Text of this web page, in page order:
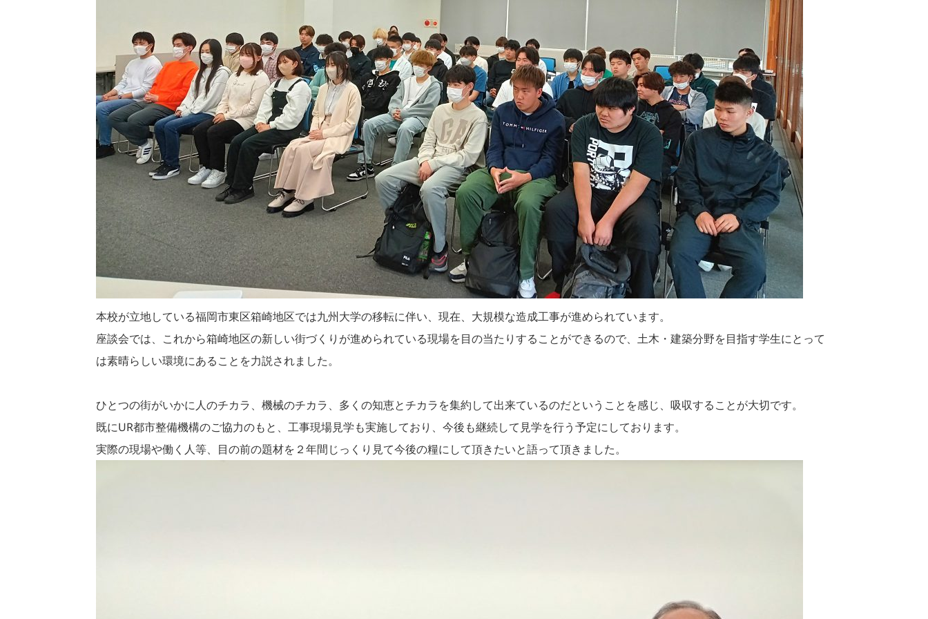
本校が立地している福岡市東区箱崎地区では九州大学の移転に伴い、現在、大規模な造成工事が進められています。
座談会では、これから箱崎地区の新しい街づくりが進められている現場を目の当たりすることができるので、土木・建築分野を目指す学生にとって
は素晴らしい環境にあることを力説されました。
ひとつの街がいかに人のチカラ、機械のチカラ、多くの知恵とチカラを集約して出来ているのだということを感じ、吸収することが大切です。
既にUR都市整備機構のご協力のもと、工事現場見学も実施しており、今後も継続して見学を行う予定にしております。
実際の現場や働く人等、目の前の題材を２年間じっくり見て今後の糧にして頂きたいと語って頂きました。